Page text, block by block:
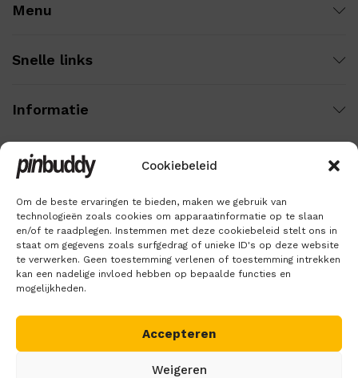
Cookiebeleid
Om de beste ervaringen te bieden, maken we gebruik van
technologieën zoals cookies om apparaatinformatie op te slaan
en/of te raadplegen. Instemmen met deze cookiebeleid stelt ons in
staat om gegevens zoals surfgedrag of unieke ID's op deze website
te verwerken. Geen toestemming verlenen of toestemming intrekken
kan een nadelige invloed hebben op bepaalde functies en
mogelijkheden.
Accepteren
Weigeren
Menu
Snelle links
Informatie